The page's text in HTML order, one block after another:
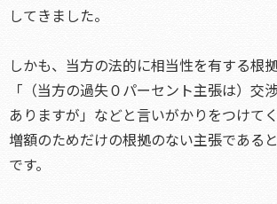
してきました。
しかも、当方の法的に相当性を有する根
「（当方の過失０パーセント主張は）交
ありますが」などと言いがかりをつけて
増額のためだけの根拠のない主張である
です。